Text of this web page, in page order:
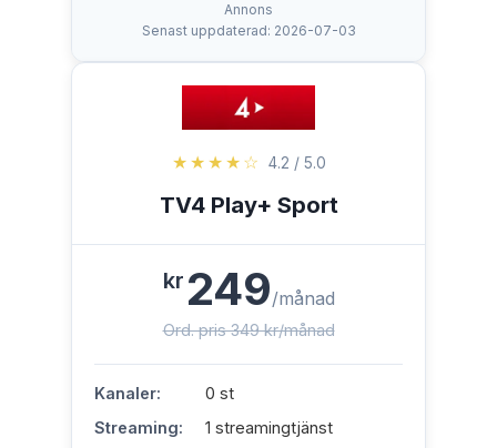
Annons
Senast uppdaterad: 2026-07-03
★★★★☆ 4.2 / 5.0
TV4 Play+ Sport
kr 249/månad
Ord. pris 349 kr/månad
Kanaler:
0 st
Streaming:
1 streamingtjänst